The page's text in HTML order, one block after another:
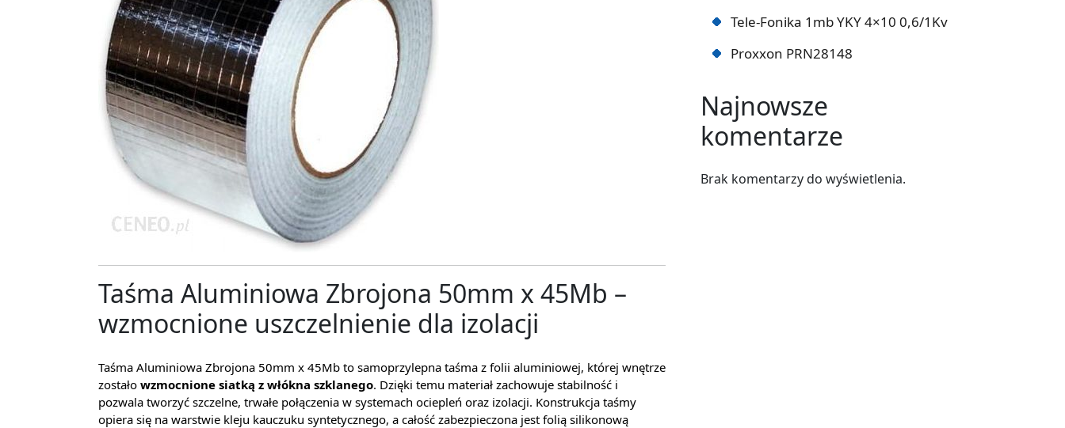
Taśma Aluminiowa Zbrojona 50mm x 45Mb –
wzmocnione uszczelnienie dla izolacji
Taśma Aluminiowa Zbrojona 50mm x 45Mb to samoprzylepna taśma z folii aluminiowej, której wnętrze
zostało wzmocnione siatką z włókna szklanego. Dzięki temu materiał zachowuje stabilność i
pozwala tworzyć szczelne, trwałe połączenia w systemach ociepleń oraz izolacji. Konstrukcja taśmy
opiera się na warstwie kleju kauczuku syntetycznego, a całość zabezpieczona jest folią silikonową
Tele-Fonika 1mb YKY 4×10 0,6/1Kv
Proxxon PRN28148
Najnowsze
komentarze
Brak komentarzy do wyświetlenia.